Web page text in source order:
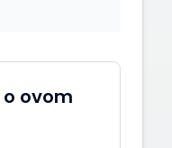
ovom